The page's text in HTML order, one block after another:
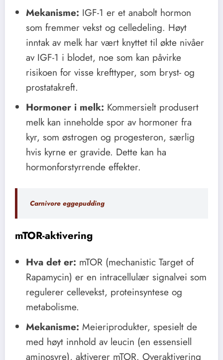
Mekanisme: IGF-1 er et anabolt hormon
som fremmer vekst og celledeling. Høyt
inntak av melk har vært knyttet til økte nivåer
av IGF-1 i blodet, noe som kan påvirke
risikoen for visse krefttyper, som bryst- og
prostatakreft.
Hormoner i melk: Kommersielt produsert
melk kan inneholde spor av hormoner fra
kyr, som østrogen og progesteron, særlig
hvis kyrne er gravide. Dette kan ha
hormonforstyrrende effekter.
Carnivore eggepudding
mTOR-aktivering
Hva det er: mTOR (mechanistic Target of
Rapamycin) er en intracellulær signalvei som
regulerer cellevekst, proteinsyntese og
metabolisme.
Mekanisme: Meieriprodukter, spesielt de
med høyt innhold av leucin (en essensiell
aminosyre), aktiverer mTOR. Overaktivering